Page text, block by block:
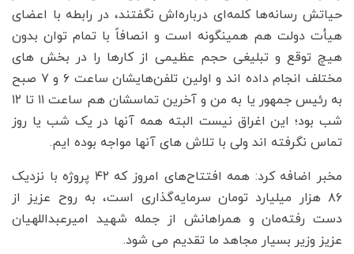
حیاتش رسانه‌ها کلمه‌ای درباره‌اش نگفتند، در رابطه با اعضای
هیأت دولت هم همینگونه است و انصافاً با تمام توان بدون
هیچ توقع و تبلیغی حجم عظیمی از کارها را در بخش های
مختلف انجام داده اند و اولین تلفن‌هایشان ساعت ۶ و ۷ صبح
به رئیس جمهور یا به من و آخرین تماسشان هم ساعت ۱۱ تا ۱۲
شب بود؛ این اغراق نیست البته همه آنها در یک شب یا روز
تماس نگرفته اند ولی با تلاش های آنها مواجه بوده ایم.
مخبر اضافه کرد: همه افتتاح‌های امروز که ۴۲ پروژه با نزدیک
۸۶ هزار میلیارد تومان سرمایه‌گذاری است، به روح عزیز از
دست رفته‌مان و همراهانش از جمله شهید امیرعبداللهیان
عزیز وزیر بسیار مجاهد ما تقدیم می شود.